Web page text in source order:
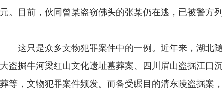
元。目前，伙同曾某盗窃佛头的张某仍在逃，已被警方
这只是众多文物犯罪案件中的一例。近年来，湖北
大盗掘牛河梁红山文化遗址墓葬案、四川眉山盗掘江口
葬等，文物犯罪案件频发。而备受瞩目的清东陵盗掘案